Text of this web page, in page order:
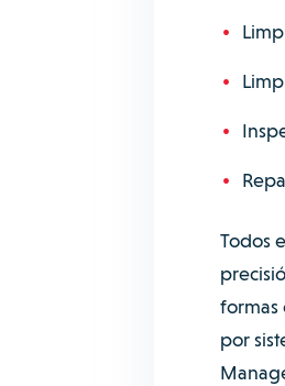
Todos
formas
por